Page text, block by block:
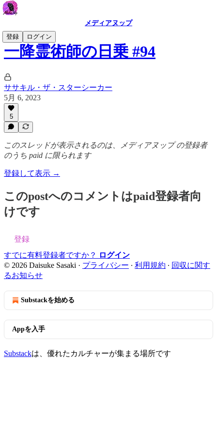
メディアヌップ
登録
ログイン
一降霊術師の日乗 #94
ササキル・ザ・スターシーカー
5月 6, 2023
5
このスレッドが表示されるのは、メディアヌップ の登録者
のうち paid に限られます
登録して表示 →
このpostへのコメントはpaid登録者向
けです
登録
すでに有料登録者ですか？
ログイン
© 2026 Daisuke Sasaki · プライバシー ∙ 利用規約 ∙ 回収に関す
るお知らせ
Substackを始める
Appを入手
Substackは、優れたカルチャーが集まる場所です